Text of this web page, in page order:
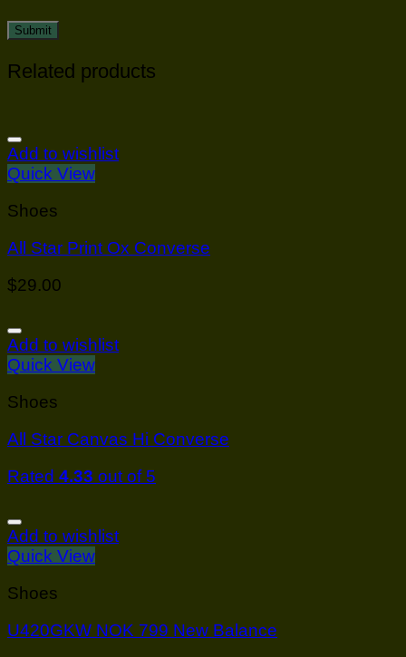
Related products
Add to wishlist
Quick View
Shoes
All Star Print Ox Converse
$29.00
Add to wishlist
Quick View
Shoes
All Star Canvas Hi Converse
Rated 4.33 out of 5
Add to wishlist
Quick View
Shoes
U420GKW NOK 799 New Balance